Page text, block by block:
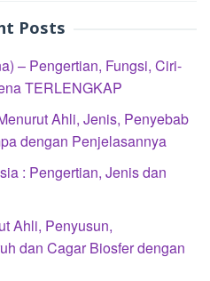
Posts
– Pengertian, Fungsi, Ciri-
TERLENGKAP
Ahli, Jenis, Penyebab
dengan Penjelasannya
: Pengertian, Jenis dan
Ahli, Penyusun,
dan Cagar Biosfer dengan